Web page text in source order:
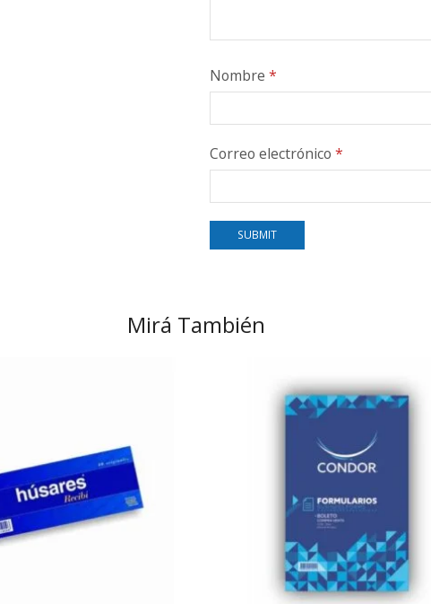
Nombre *
Correo electrónico *
Mirá También